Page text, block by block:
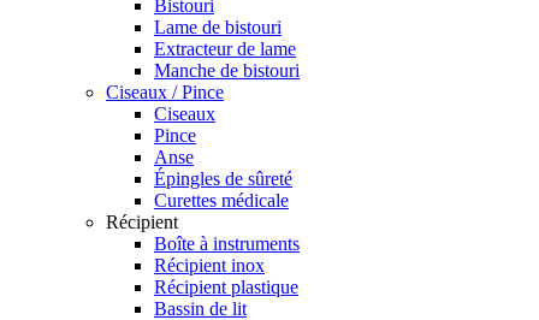
Bistouri
Lame de bistouri
Extracteur de lame
Manche de bistouri
Ciseaux / Pince
Ciseaux
Pince
Anse
Épingles de sûreté
Curettes médicale
Récipient
Boîte à instruments
Récipient inox
Récipient plastique
Bassin de lit